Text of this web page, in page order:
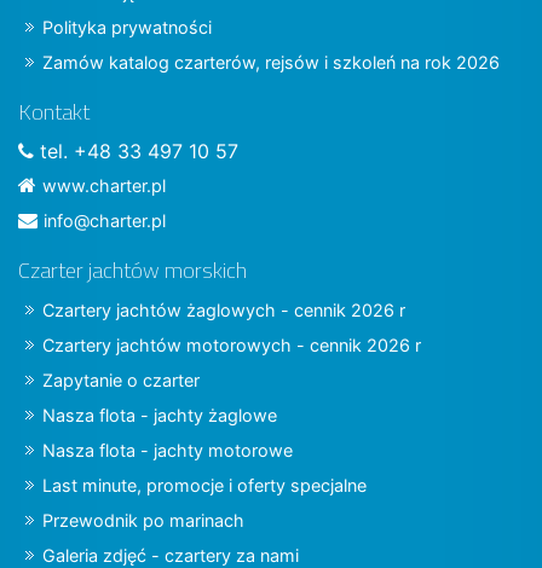
Polityka prywatności
Zamów katalog czarterów, rejsów i szkoleń na rok 2026
Kontakt
tel. +48 33 497 10 57
www.charter.pl
info@charter.pl
Czarter jachtów morskich
Czartery jachtów żaglowych - cennik 2026 r
Czartery jachtów motorowych - cennik 2026 r
Zapytanie o czarter
Nasza flota - jachty żaglowe
Nasza flota - jachty motorowe
Last minute, promocje i oferty specjalne
Przewodnik po marinach
Galeria zdjęć - czartery za nami